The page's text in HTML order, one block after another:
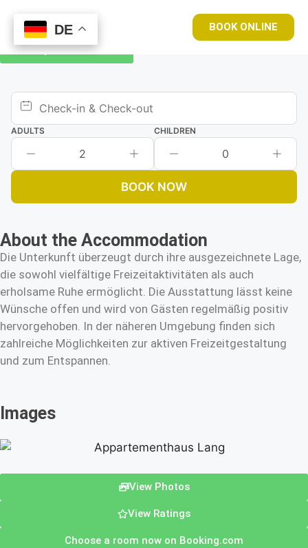
BOOK ONLINE
Book your room now
ADULTS
2
CHILDREN
0
BOOK NOW
About the Accommodation
Die Unterkunft überzeugt durch ihre ausgezeichnete Lage,
die sowohl vielfältige Freizeitaktivitäten als auch
erholsame Ruhe ermöglicht. Die Ausstattung lässt keine
Wünsche offen und wird von Gästen regelmäßig positiv
hervorgehoben. In der näheren Umgebung finden sich
zahlreiche Möglichkeiten zur aktiven Freizeitgestaltung
und zum Entspannen.
Images
View Photos
View Ratings
Choose a room now on Booking.com
DE
DE